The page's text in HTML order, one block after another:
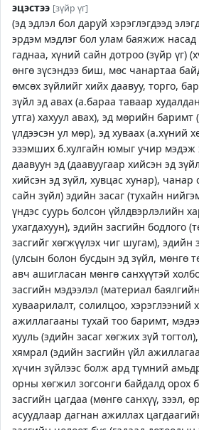
эцэстээ [зүйр үг]
(эд эдлэл бол даруй хэрэглэгдээд
эрдэм мэдлэг бол улам баяжиж
гаднаа, хүний сайн дотроо (зүйр үг)
өнгө зүсэндээ биш, мөс чанартаа
өмсөх зүйлийг хийх даавуу, торго,
зүйл эд авах (а.бараа таваар
утга) хахуул авах), эд мөрийн баримт
үлдээсэн ул мөр), эд хуваах (а.хүний
эзэмших б.хулгайн юмыг учир мэдэж
даавуун эд (даавуугаар хийсэн эд
хийсэн эд зүйл, хувцас хунар), чанар
сайн зүйл) эдийн засаг (тухайн
үндэс суурь болсон үйлдвэрлэлийн
ухагдахуун), эдийн засгийн бодлого
засгийг хөгжүүлэх чиг шугам), эдийн
(улсын болон бусдын эд зүйл, мөнгө
авч ашигласан мөнгө санхүүтэй
засгийн мэдээлэл (материал
хуваарилалт, солилцоо, хэрэглээний
ажиллагааны тухай тоо баримт,
хууль (эдийн засаг хөгжих зүй
хямрал (эдийн засгийн үйл
хүчин зүйлээс болж ард түмний
орны хөгжил зогсонги байдалд орох
засгийн цагдаа (мөнгө санхүү, зээл,
асуудлаар дагнан ажиллах